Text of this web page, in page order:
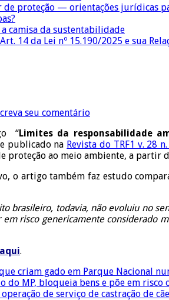
proteção — orientações jurídicas
camisa da sustentabilidade
14 da Lei nº 15.190/2025 e sua
seu comentário
“Limites da responsabilidade
publicado na Revista do TRF1 v. 28
ao meio ambiente, a partir
artigo também faz estudo
brasileiro, todavia, não evoluiu no
risco genericamente considerado
.
criam gado em Parque Nacional
do MP, bloqueia bens e põe em risco o
de serviço de castração de